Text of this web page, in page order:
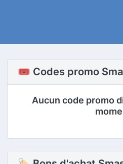
🎟️ Codes promo
Aucun code promo